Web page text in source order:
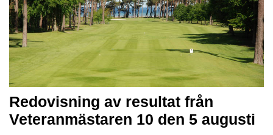
Redovisning av resultat från
Veteranmästaren 10 den 5 augusti